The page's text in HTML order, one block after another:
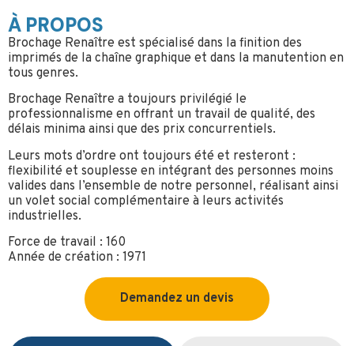
À PROPOS
Brochage Renaître est spécialisé dans la finition des
imprimés de la chaîne graphique et dans la manutention en
tous genres.
Brochage Renaître a toujours privilégié le
professionnalisme en offrant un travail de qualité, des
délais minima ainsi que des prix concurrentiels.
Leurs mots d’ordre ont toujours été et resteront :
flexibilité et souplesse en intégrant des personnes moins
valides dans l’ensemble de notre personnel, réalisant ainsi
un volet social complémentaire à leurs activités
industrielles.
Force de travail : 160
Année de création : 1971
Demandez un devis